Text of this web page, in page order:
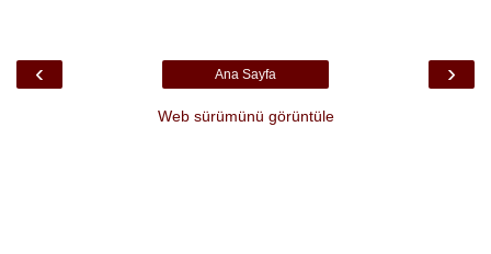
‹ ›
Ana Sayfa
Web sürümünü görüntüle